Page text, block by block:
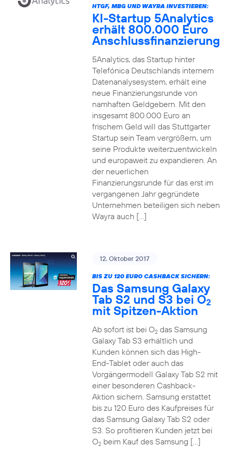
HTGF, MBG UND WAYRA INVESTIEREN:
KI-Startup 5Analytics
erhält 800.000 Euro
Anschlussfinanzierung
5Analytics, das Startup hinter
Telefónica Deutschlands internem
Datenanalysesystem, erhält eine
neue Finanzierungsrunde von
namhaften Geldgebern. Mit den
insgesamt 800.000 Euro an
frischem Geld will das Stuttgarter
Startup sein Team vergrößern, um
seine Produkte weiterzuentwickeln
und europaweit zu expandieren. An
der neuerlichen
Finanzierungsrunde für das erst im
vergangenen Jahr gegründete
Unternehmen beteiligen sich neben
Wayra auch […]
12. Oktober 2017
BIS ZU 120 EURO CASHBACK SICHERN:
Das Samsung Galaxy
Tab S2 und S3 bei O2
mit Spitzen-Aktion
Ab sofort ist bei O2das Samsung
Galaxy Tab S3 erhältlich und
Kunden können sich das High-
End-Tablet oder auch das
Vorgängermodell Galaxy Tab S2 mit
einer besonderen Cashback-
Aktion sichern. Samsung erstattet
bis zu 120 Euro des Kaufpreises für
das Samsung Galaxy Tab S2 oder
S3. So profitieren Kunden jetzt bei
O2beim Kauf des Samsung […]